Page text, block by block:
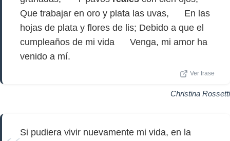
Que trabajar en oro y plata las uvas, En las
hojas de plata y flores de lis; Debido a que el
cumpleaños de mi vida Venga, mi amor ha
venido a mí.
Ver frase
Christina Rossetti
Si pudiera vivir nuevamente mi vida, en la